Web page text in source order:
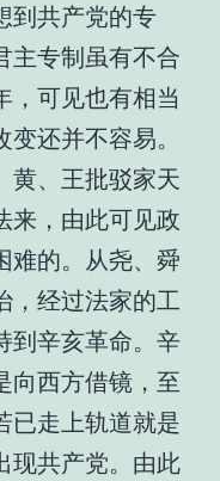
到共产党的专
主专制虽有不合
，可见也有相当
还并不容易。
黄、王批驳家天
来，由此可见政
难的。从尧、舜
，经过法家的工
到辛亥革命。辛
向西方借镜，至
已走上轨道就是
现共产党。由此